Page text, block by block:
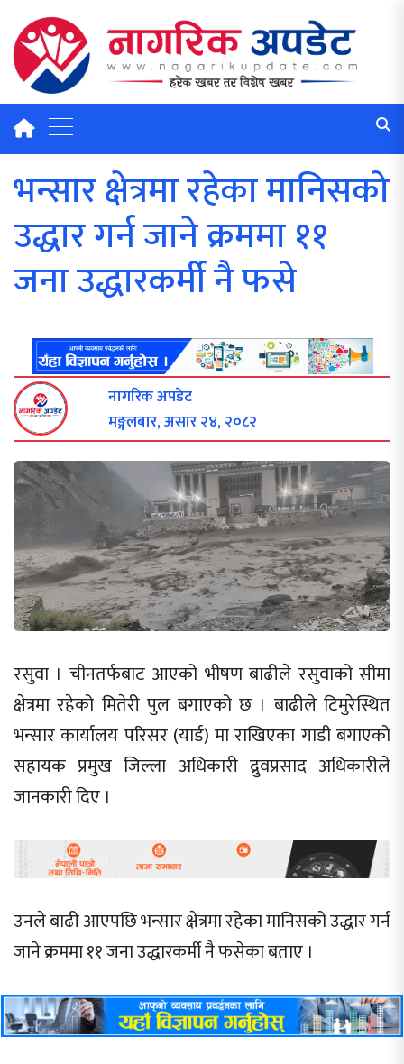
भन्सार क्षेत्रमा रहेका मानिसको
उद्धार गर्न जाने क्रममा ११
जना उद्धारकर्मी नै फसे
नागरिक अपडेट
मङ्गलबार, असार २४, २०८२
रसुवा । चीनतर्फबाट आएको भीषण बाढीले रसुवाको सीमा
क्षेत्रमा रहेको मितेरी पुल बगाएको छ । बाढीले टिमुरेस्थित
भन्सार कार्यालय परिसर (यार्ड) मा राखिएका गाडी बगाएको
सहायक प्रमुख जिल्ला अधिकारी द्रुवप्रसाद अधिकारीले
जानकारी दिए ।
उनले बाढी आएपछि भन्सार क्षेत्रमा रहेका मानिसको उद्धार गर्न
जाने क्रममा ११ जना उद्धारकर्मी नै फसेका बताए ।